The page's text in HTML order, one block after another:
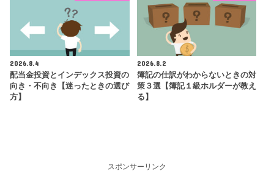
2026.8.4
配当金投資とインデックス投資の
向き・不向き【迷ったときの選び
方】
2026.8.2
簿記の仕訳がわからないときの対
策３選【簿記１級ホルダーが教え
る】
スポンサーリンク